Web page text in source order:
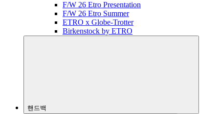
F/W 26 Etro Presentation
F/W 26 Etro Summer
ETRO x Globe-Trotter
Birkenstock by ETRO
핸드백